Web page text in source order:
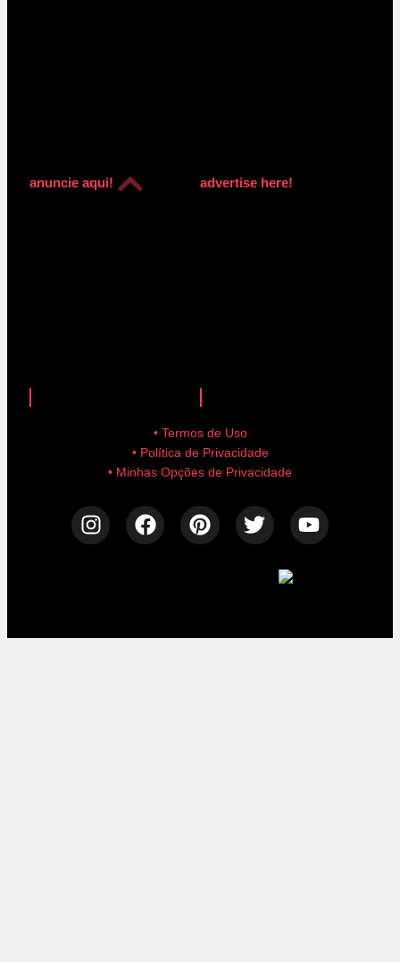
anuncie aqui! advertise here!
• Termos de Uso
• Política de Privacidade
• Minhas Opções de Privacidade